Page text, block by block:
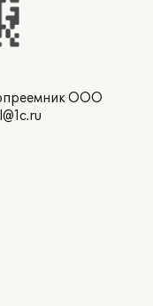
ООО